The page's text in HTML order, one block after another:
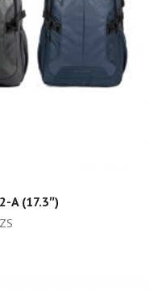
A (17.3″)